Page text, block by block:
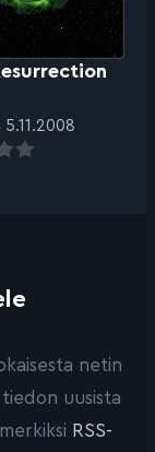
netin
uusista
RSS-